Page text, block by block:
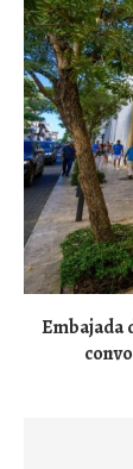
Embajada